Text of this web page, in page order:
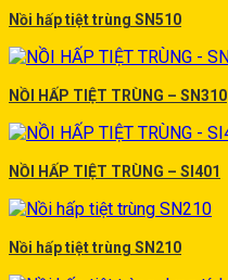
Nồi hấp tiệt trùng SN510
NỒI HẤP TIỆT TRÙNG – SN310
NỒI HẤP TIỆT TRÙNG – SI401
Nồi hấp tiệt trùng SN210